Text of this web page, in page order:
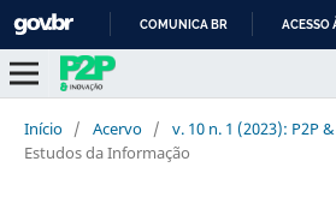
CONTEÚDO
COMUNICA BR ACESSO
Início / Acervo / v. 10 n. 1 (2023): P2P
Estudos da Informação